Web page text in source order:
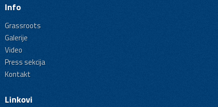
Info
Grassroots
Galerije
Video
Press sekcija
Kontakt
Linkovi